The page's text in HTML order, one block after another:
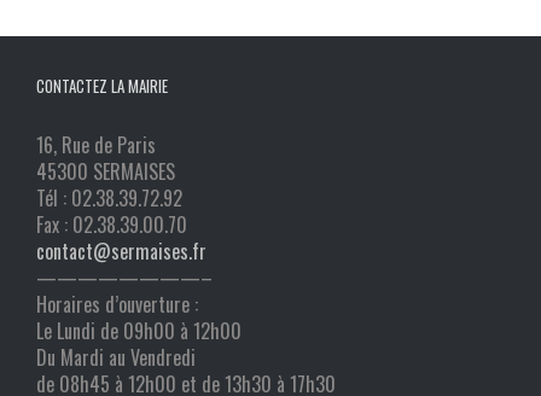
CONTACTEZ LA MAIRIE
16, Rue de Paris
45300 SERMAISES
Tél : 02.38.39.72.92
Fax : 02.38.39.00.70
contact@sermaises.fr
————————–
Horaires d’ouverture :
Le Lundi de 09h00 à 12h00
Du Mardi au Vendredi
de 08h45 à 12h00 et de 13h30 à 17h30